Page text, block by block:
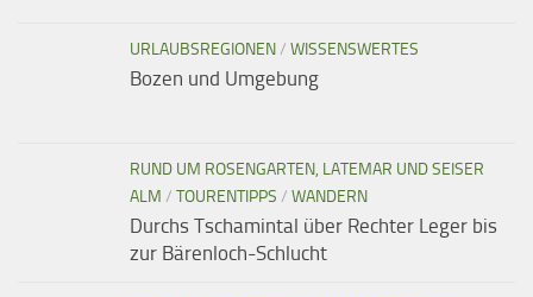
URLAUBSREGIONEN/ WISSENSWERTES
Bozen und Umgebung
RUND UM ROSENGARTEN, LATEMAR UND SEISER
ALM / TOURENTIPPS / WANDERN
Durchs Tschamintal über Rechter Leger bis
zur Bärenloch-Schlucht